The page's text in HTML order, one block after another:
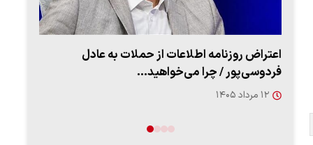
اعتراض روزنامه اطلاعات از حملات به عادل
فردوسی‌پور / چرا می‌خواهید…
۱۲ مرداد ۱۴۰۵